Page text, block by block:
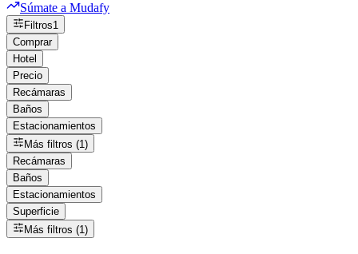
Súmate a Mudafy
Filtros1
Comprar
Hotel
Precio
Recámaras
Baños
Estacionamientos
Más filtros (1)
Recámaras
Baños
Estacionamientos
Superficie
Más filtros (1)